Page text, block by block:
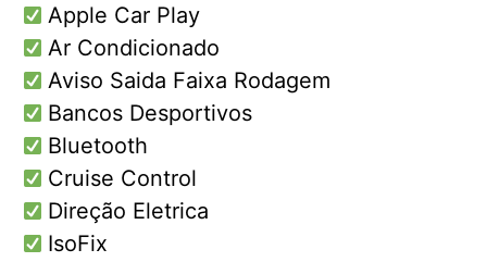
Apple Car Play
Ar Condicionado
Aviso Saida Faixa Rodagem
Bancos Desportivos
Bluetooth
Cruise Control
Direção Eletrica
IsoFix